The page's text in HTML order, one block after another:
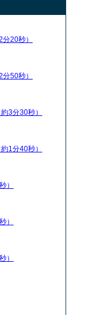
分20秒）
分50秒）
約3分30秒）
約1分40秒）
）
）
）